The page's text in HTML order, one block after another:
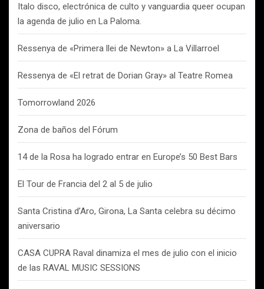
Italo disco, electrónica de culto y vanguardia queer ocupan
la agenda de julio en La Paloma.
Ressenya de «Primera llei de Newton» a La Villarroel
Ressenya de «El retrat de Dorian Gray» al Teatre Romea
Tomorrowland 2026
Zona de baños del Fórum
14 de la Rosa ha logrado entrar en Europe’s 50 Best Bars
El Tour de Francia del 2 al 5 de julio
Santa Cristina d’Aro, Girona, La Santa celebra su décimo
aniversario
CASA CUPRA Raval dinamiza el mes de julio con el inicio
de las RAVAL MUSIC SESSIONS